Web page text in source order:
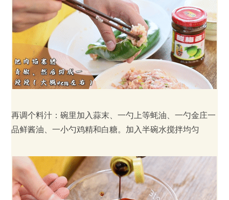
再调个料汁：碗里加入蒜末、一勺上等蚝油、一勺金庄一
品鲜酱油、一小勺鸡精和白糖。加入半碗水搅拌均匀